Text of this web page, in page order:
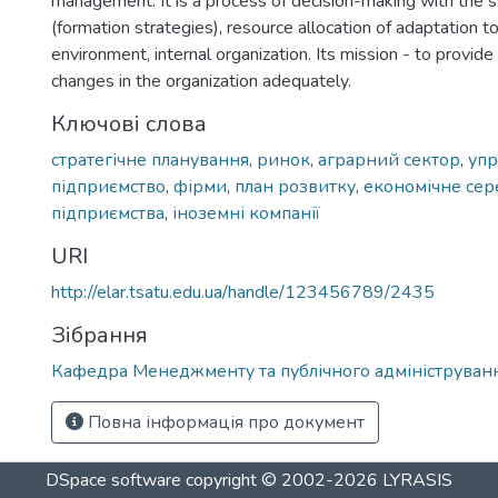
(formation strategies), resource allocation of adaptation
environment, internal organization. Its mission - to
changes in the organization adequately.
Ключові слова
стратегічне планування, ринок, аграрний сектор,
підприємство, фірми, план розвитку, економічне
підприємства, іноземні компанії
URI
http://elar.tsatu.edu.ua/handle/123456789/2435
Зібрання
Кафедра Менеджменту та публічного
Повна інформація про документ
DSpace software copyright © 2002-2026 LYRASIS